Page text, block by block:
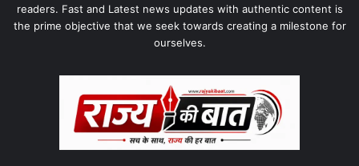
readers. Fast and Latest news updates with authentic content is
the prime objective that we seek towards creating a milestone for
ourselves.